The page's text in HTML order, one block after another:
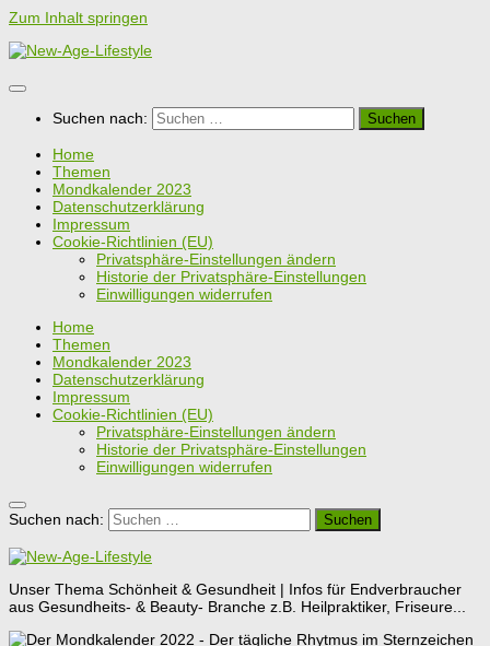
Zum Inhalt springen
Suchen nach:
Home
Themen
Mondkalender 2023
Datenschutzerklärung
Impressum
Cookie-Richtlinien (EU)
Privatsphäre-Einstellungen ändern
Historie der Privatsphäre-Einstellungen
Einwilligungen widerrufen
Home
Themen
Mondkalender 2023
Datenschutzerklärung
Impressum
Cookie-Richtlinien (EU)
Privatsphäre-Einstellungen ändern
Historie der Privatsphäre-Einstellungen
Einwilligungen widerrufen
Suchen nach:
Unser Thema Schönheit & Gesundheit | Infos für Endverbraucher
aus Gesundheits- & Beauty- Branche z.B. Heilpraktiker, Friseure...